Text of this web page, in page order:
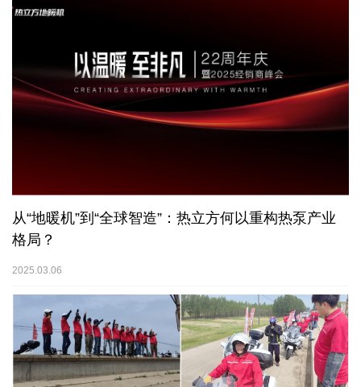
从“地暖机”到“全球智造”：热立方何以重构热泵产业
格局？
2025.03.06